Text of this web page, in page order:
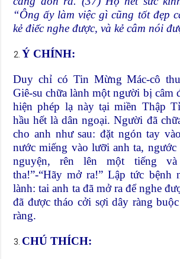
“Ông ấy làm việc gì cũng tốt đẹp
kẻ điếc nghe được, và kẻ câm nói
Ý CHÍNH:
Duy chỉ có Tin Mừng Mác-cô
Giê-su chữa lành một người bị câm
hiện phép lạ này tại miền Thập
hầu hết là dân ngoại. Người đã
cho anh như sau: đặt ngón tay
nước miếng vào lưỡi anh ta, ngước
nguyện, rên lên một tiếng và
tha!”-“Hãy mở ra!” Lập tức bệnh
lành: tai anh ta đã mở ra để nghe
đã được tháo cởi sợi dây ràng
ràng.
CHÚ THÍCH: